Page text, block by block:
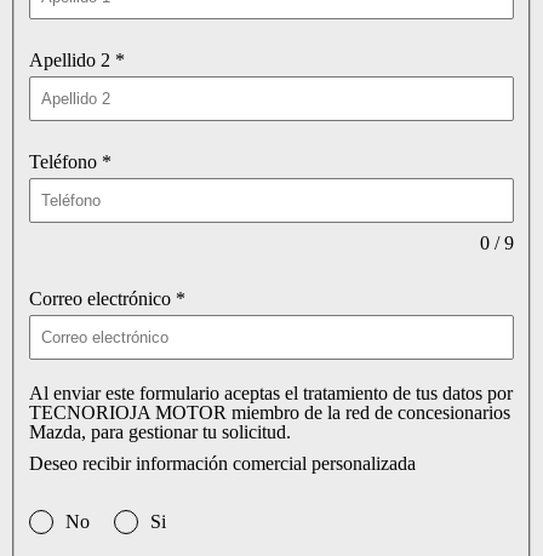
Apellido 2 *
Teléfono *
0 / 9
Correo electrónico *
Al enviar este formulario aceptas el tratamiento de tus datos por
TECNORIOJA MOTOR miembro de la red de concesionarios
Mazda, para gestionar tu solicitud.
Deseo recibir información comercial personalizada
No Si